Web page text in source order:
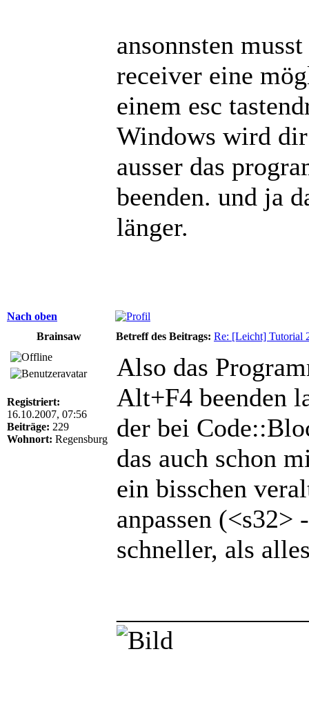
ansonnsten
receiver eine
einem esc
Windows wird
ausser das
beenden. und ja
länger.
Nach oben
Brainsaw
Betreff des Beitrags: Re: [Leicht] Tutorial
Registriert:
16.10.2007, 07:56
Beiträge: 229
Wohnort: Regensburg
Also das
Alt+F4 beenden
der bei
das auch schon
ein bisschen
anpassen
schneller, als